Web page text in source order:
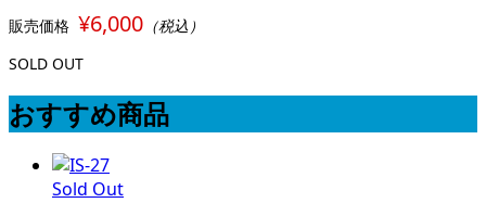
販売価格 ¥6,000 （税込）
SOLD OUT
おすすめ商品
Sold Out